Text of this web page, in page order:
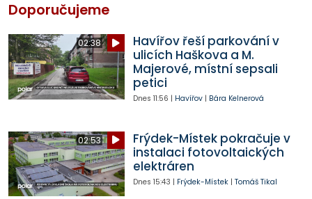
Doporučujeme
02:38
Havířov řeší parkování v
ulicích Haškova a M.
Majerové, místní sepsali
petici
Dnes 11:56 | Havířov| Bára Kelnerová
02:53
Frýdek-Místek pokračuje v
instalaci fotovoltaických
elektráren
Dnes 15:43 | Frýdek-Místek| Tomáš Tikal